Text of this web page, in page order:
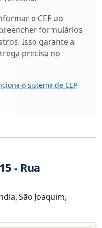
o CEP ao
formulários
Isso garante a
precisa no
o sistema de CEP
- Rua
São Joaquim,